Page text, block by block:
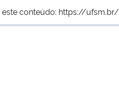
conteúdo: https://